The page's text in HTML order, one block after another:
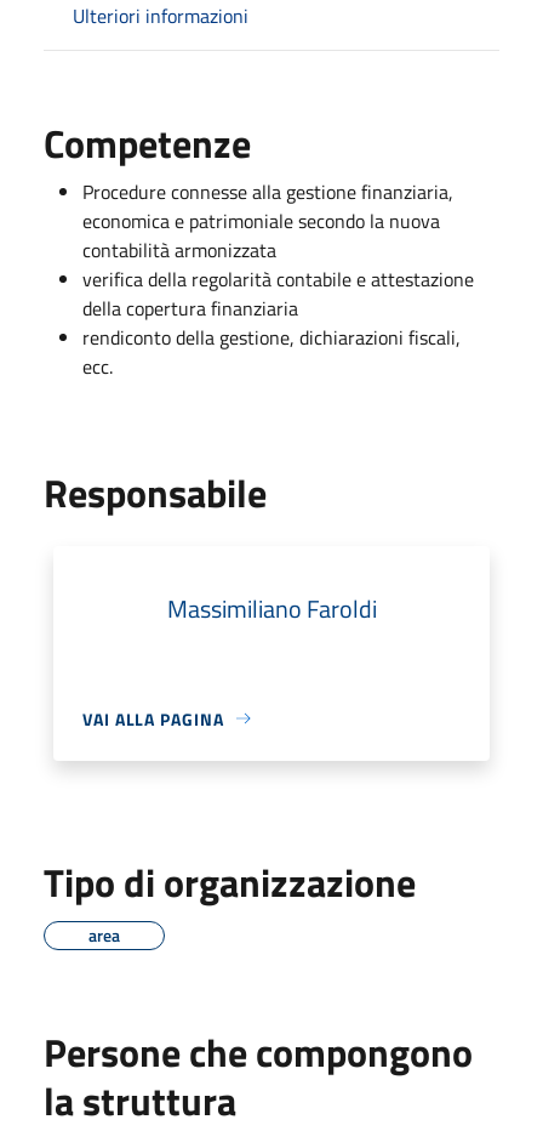
Ulteriori informazioni
Competenze
Procedure connesse alla gestione finanziaria,
economica e patrimoniale secondo la nuova
contabilità armonizzata
verifica della regolarità contabile e attestazione
della copertura finanziaria
rendiconto della gestione, dichiarazioni fiscali,
ecc.
Responsabile
Massimiliano Faroldi
VAI ALLA PAGINA
Tipo di organizzazione
area
Persone che compongono
la struttura